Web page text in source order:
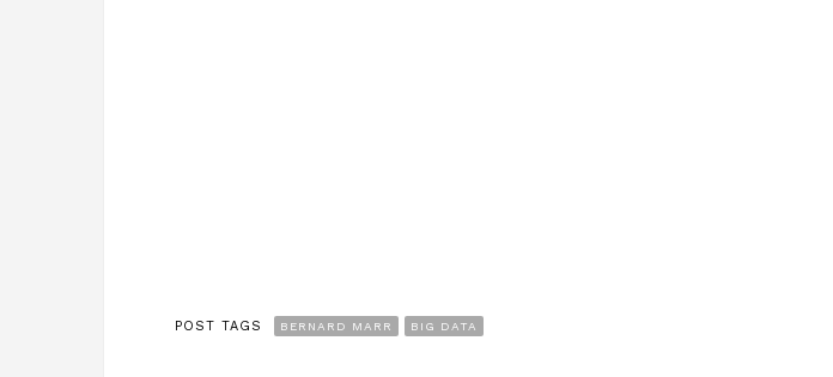
POST TAGS BERNARD MARR BIG DATA